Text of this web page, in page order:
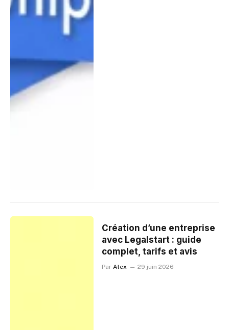
Création d’une entreprise
avec Legalstart : guide
complet, tarifs et avis
Par Alex 29 juin 2026